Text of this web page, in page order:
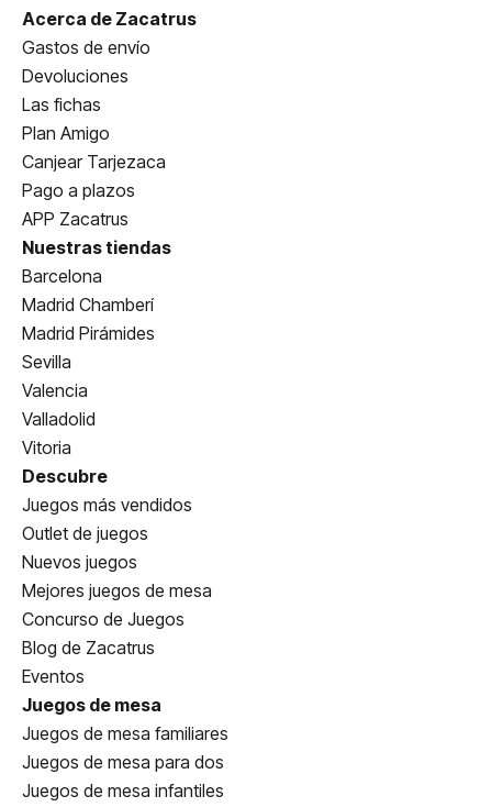
Acerca de Zacatrus
Gastos de envío
Devoluciones
Las fichas
Plan Amigo
Canjear Tarjezaca
Pago a plazos
APP Zacatrus
Nuestras tiendas
Barcelona
Madrid Chamberí
Madrid Pirámides
Sevilla
Valencia
Valladolid
Vitoria
Descubre
Juegos más vendidos
Outlet de juegos
Nuevos juegos
Mejores juegos de mesa
Concurso de Juegos
Blog de Zacatrus
Eventos
Juegos de mesa
Juegos de mesa familiares
Juegos de mesa para dos
Juegos de mesa infantiles